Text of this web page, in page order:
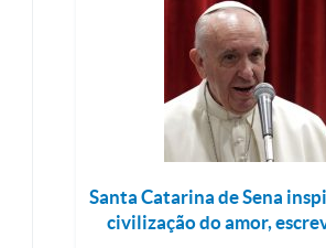
Santa Catarina de Sena
civilização do amor,